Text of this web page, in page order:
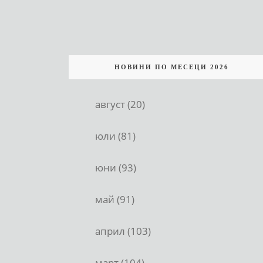
НОВИНИ ПО МЕСЕЦИ 2026
август (20)
юли (81)
юни (93)
май (91)
април (103)